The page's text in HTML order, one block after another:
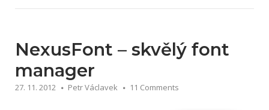
grafika“
NexusFont – skvělý font
manager
27. 11. 2012 Petr Václavek 11 Comments